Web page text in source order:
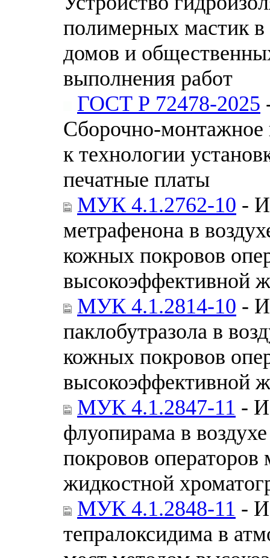
полимерных мастик
домов и
выполнения работ
ГОСТ Р 72478-2025
Сборочно-монтажное
к технологии
печатные платы
МУК 4.1.2762-10 -
метрафенона в
кожных покровов
высокоэффективной
МУК 4.1.2814-10 -
паклобутразола в
кожных покровов
высокоэффективной
МУК 4.1.2847-11 -
флуопирама в
покровов
жидкостной
МУК 4.1.2848-11 -
тепралоксидима в